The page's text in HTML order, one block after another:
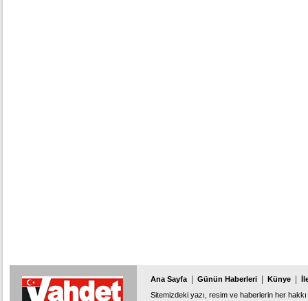
Ana Sayfa Günün Haberleri Künye
Sitemizdeki yazı, resim ve haberlerin her